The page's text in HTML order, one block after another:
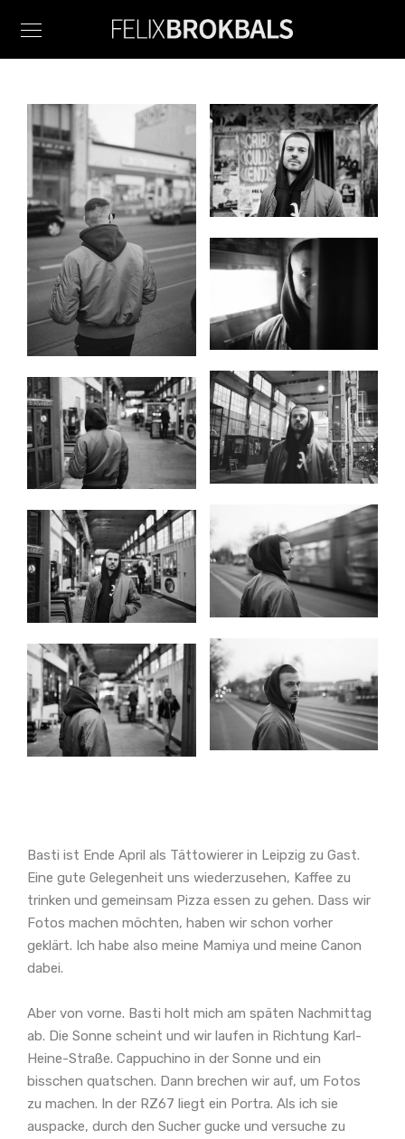
Basti ist Ende April als Tättowierer in Leipzig zu Gast.
Eine gute Gelegenheit uns wiederzusehen, Kaffee zu
trinken und gemeinsam Pizza essen zu gehen. Dass wir
Fotos machen möchten, haben wir schon vorher
geklärt. Ich habe also meine Mamiya und meine Canon
dabei.
Aber von vorne. Basti holt mich am späten Nachmittag
ab. Die Sonne scheint und wir laufen in Richtung Karl-
Heine-Straße. Cappuchino in der Sonne und ein
bisschen quatschen. Dann brechen wir auf, um Fotos
zu machen. In der RZ67 liegt ein Portra. Als ich sie
auspacke, durch den Sucher gucke und versuche zu